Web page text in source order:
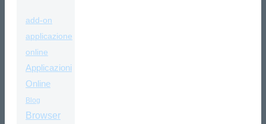
add-on
applicazione
online
Applicazioni
Online
Blog
Browser